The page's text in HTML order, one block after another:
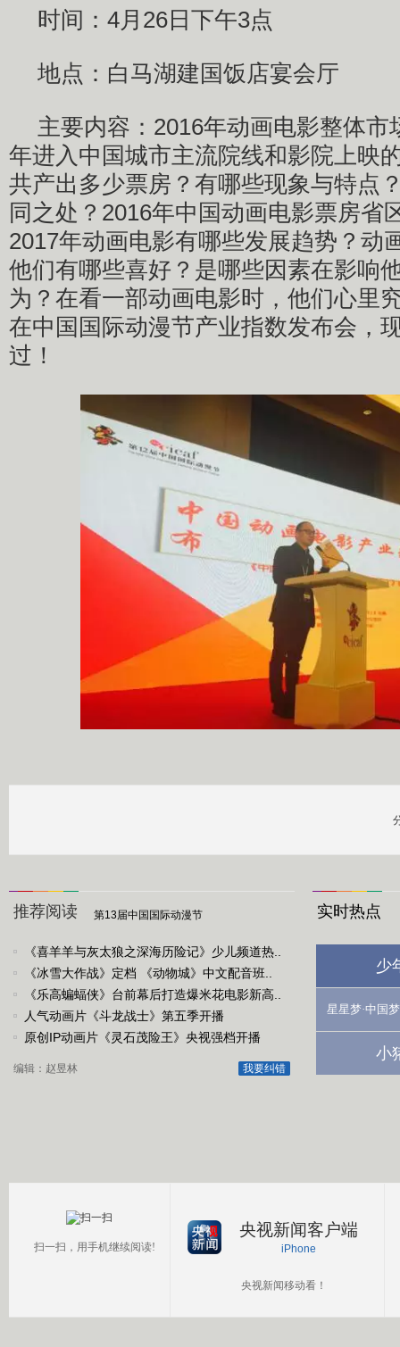
时间：4月26日下午3点
地点：白马湖建国饭店宴会厅
主要内容：2016年动画电影整体市
年进入中国城市主流院线和影院上映
共产出多少票房？有哪些现象与特点
同之处？2016年中国动画电影票房省
2017年动画电影有哪些发展趋势？动
他们有哪些喜好？是哪些因素在影响
为？在看一部动画电影时，他们心里
在中国国际动漫节产业指数发布会，
过！
推荐阅读 第13届中国国际动漫节
《喜羊羊与灰太狼之深海历险记》少儿频道热..
《冰雪大作战》定档 《动物城》中文配音班..
《乐高蝙蝠侠》台前幕后打造爆米花电影新高..
人气动画片《斗龙战士》第五季开播
原创IP动画片《灵石茂险王》央视强档开播
我要纠错
编辑：赵昱林
实时热点
少
星星梦·中国梦
小
扫一扫，用手机继续阅读!
央视新闻客户端
iPhone
央视新闻移动看！